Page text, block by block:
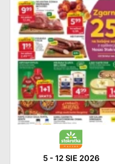
5-12 SIE 2026